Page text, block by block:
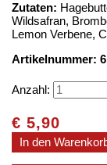
Zutaten:
Wildsafran,
Lemon Verbene,
Artikelnummer:
Anzahl:
€ 5,90